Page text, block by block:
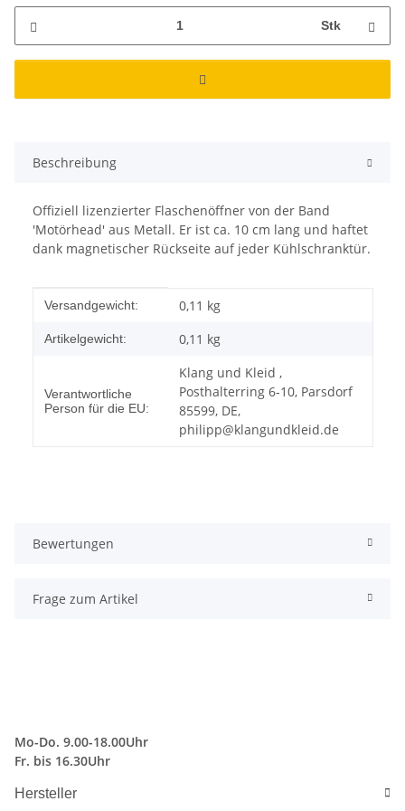
Stk
Beschreibung
Offiziell lizenzierter Flaschenöffner von der Band
'Motörhead' aus Metall. Er ist ca. 10 cm lang und haftet
dank magnetischer Rückseite auf jeder Kühlschranktür.
Produkteigenschaft
Wert
Versandgewicht: 0,11 kg
Artikelgewicht: 0,11 kg
Verantwortliche
Person für die EU:
Klang und Kleid ,
Posthalterring 6-10, Parsdorf
85599, DE,
philipp@klangundkleid.de
Bewertungen
Frage zum Artikel
Mo-Do. 9.00-18.00Uhr
Fr. bis 16.30Uhr
Hersteller